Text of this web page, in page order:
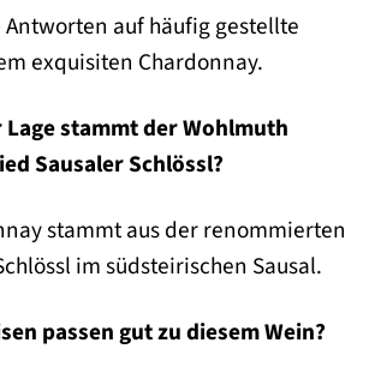
auf häufig gestellte
exquisiten Chardonnay.
Lage stammt der Wohlmuth
Sausaler Schlössl?
stammt aus der renommierten
im südsteirischen Sausal.
passen gut zu diesem Wein?